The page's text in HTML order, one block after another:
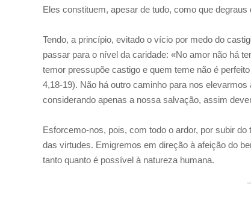
Eles constituem, apesar de tudo, como que
Tendo, a princípio, evitado o vício por medo do
passar para o nível da caridade: «No amor não há
temor pressupõe castigo e quem teme não é
4,18-19). Não há outro caminho para nos
considerando apenas a nossa salvação, assim
Esforcemo-nos, pois, com todo o ardor, por subir
das virtudes. Emigremos em direção à afeição do
tanto quanto é possível à natureza humana.